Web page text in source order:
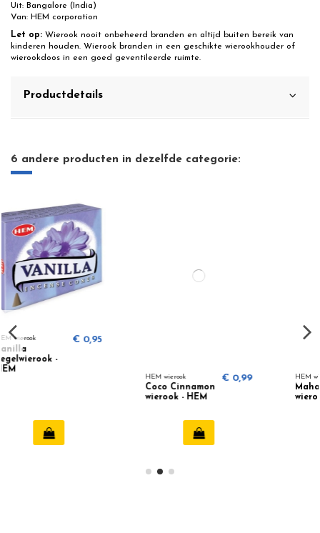
Uit: Bangalore (India)
Van: HEM corporation
Let op: Wierook nooit onbeheerd branden en altijd buiten bereik van
kinderen houden. Wierook branden in een geschikte wierookhouder of
wierookdoos in een goed geventileerde ruimte.
Productdetails
6 andere producten in dezelfde categorie:
€ 0,99 HEM wierook
Maha Laxmi
€ 0,99